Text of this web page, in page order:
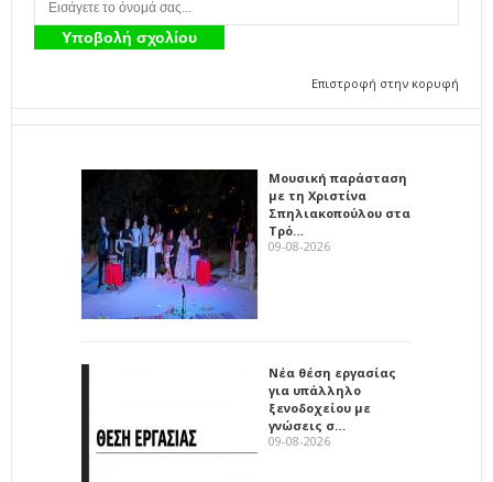
Επιστροφή στην κορυφή
Μουσική παράσταση
με τη Χριστίνα
Σπηλιακοπούλου στα
Τρό…
09-08-2026
Νέα θέση εργασίας
για υπάλληλο
ξενοδοχείου με
γνώσεις σ…
09-08-2026